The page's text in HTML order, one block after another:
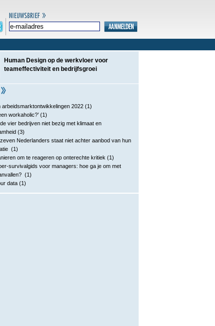
Human Design op de werkvloer voor
teameffectiviteit en bedrijfsgroei
arbeidsmarktontwikkelingen 2022 (1)
workaholic?’ (1)
vier bedrijven niet bezig met klimaat en
(3)
Nederlanders staat niet achter aanbod van hun
(1)
om te reageren op onterechte kritiek (1)
survivalgids voor managers: hoe ga je om met
(1)
data (1)